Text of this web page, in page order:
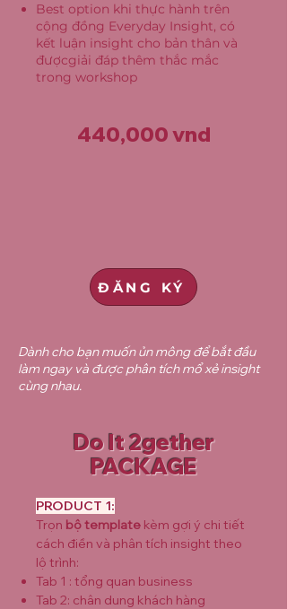
​Best option khi thực hành trên
cộng đồng Everyday Insight, có
kết luận insight cho bản thân và
đượcgiải đáp thêm thắc mắc
trong workshop
​440,000 vnd
ĐĂNG KÝ
Dành cho bạn muốn ủn mông để bắt đầu
làm ngay và được phân tích mổ xẻ insight
cùng nhau.
Do It 2gether
PACKAGE
​​PRODUCT 1:
Trọn bộ template kèm gợi ý chi tiết
cách điền và phân tích insight theo
lộ trình:
Tab 1 : tổng quan business
Tab 2: chân dung khách hàng